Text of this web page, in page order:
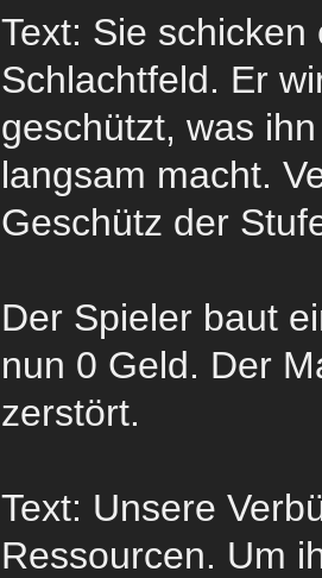
Text: Sie
Schlachtfeld. Er
geschützt, was
langsam macht.
Geschütz der
Der Spieler baut
nun 0 Geld. Der
zerstört.
Text: Unsere
Ressourcen. Um